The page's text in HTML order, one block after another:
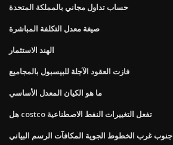
حساب تداول مجاني بالمملكة المتحدة
صيغة معدل التكلفة المباشرة
الهند الاستثمار
فازت العقود الآجلة للبيسبول بالمجاميع
ما هو الكيان المعدل الأساسي
هل costco تفعل التغييرات النفط الاصطناعية
جنوب غرب الخطوط الجوية المكافآت الرسم البياني